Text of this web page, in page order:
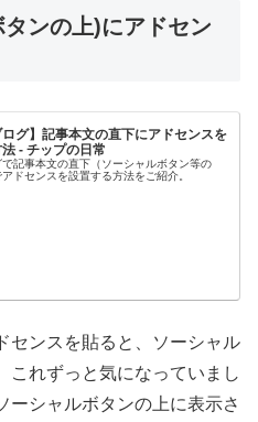
ンの上)にアドセン
ログ】記事本文の直下にアドセンスを
- チップの日常
記事本文の直下（ソーシャルボタン等の
アドセンスを設置する方法をご紹介。
センスを貼ると、ソーシャル
これずっと気になっていまし
ーシャルボタンの上に表示さ